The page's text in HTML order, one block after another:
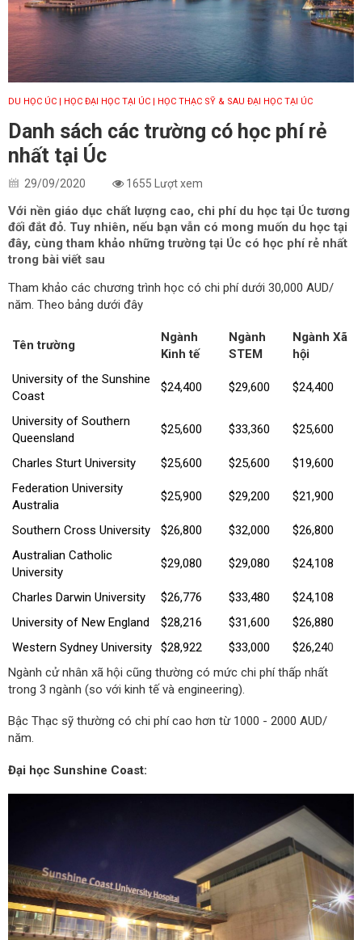
DU HỌC ÚC | HỌC ĐẠI HỌC TẠI ÚC | HỌC THẠC SỸ & SAU ĐẠI HỌC TẠI ÚC
Danh sách các trường có học phí rẻ
nhất tại Úc
29/09/2020 1655 Lượt xem
Với nền giáo dục chất lượng cao, chi phí du học tại Úc tương
đối đắt đỏ. Tuy nhiên, nếu bạn vẫn có mong muốn du học tại
đây, cùng tham khảo những trường tại Úc có học phí rẻ nhất
trong bài viết sau
Tham khảo các chương trình học có chi phí dưới 30,000 AUD/
năm. Theo bảng dưới đây
Tên trường
Ngành
Kinh tế
Ngành
STEM
Ngành Xã
hội
University of the Sunshine
Coast
$24,400 $29,600 $24,400
University of Southern
Queensland
$25,600 $33,360 $25,600
Charles Sturt University $25,600 $25,600
$19,600
Federation University
Australia
$25,900 $29,200 $21,900
Southern Cross University $26,800 $32,000
$26,800
Australian Catholic
University
$29,080 $29,080 $24,108
Charles Darwin University $26,776 $33,480
$24,108
University of New England
$28,216 $31,600
$26,880
Western Sydney University
$28,922 $33,000 $26,240
Ngành cử nhân xã hội cũng thường có mức chi phí thấp nhất
trong 3 ngành (so với kinh tế và engineering).
Bậc Thạc sỹ thường có chi phí cao hơn từ 1000 - 2000 AUD/
năm.
Đại học Sunshine Coast: